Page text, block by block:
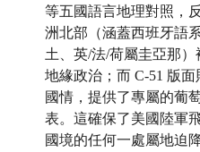
等五國語言地理對照，
洲北部（涵蓋西班牙語
土、英/法/荷屬圭亞那）
地緣政治；而 C-51 版
國情，提供了專屬的葡
表。這確保了美國陸軍
國境的任何一處屬地迫